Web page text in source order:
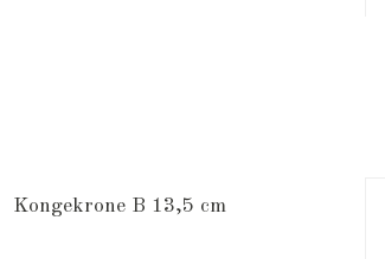
Kongekrone B 13,5 cm